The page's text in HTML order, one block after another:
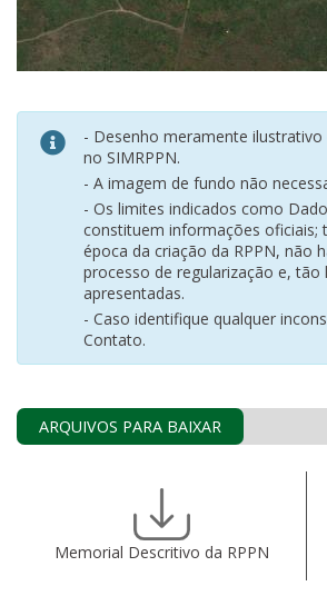
Relevo
(IBGE)
- Desenho meramente
no SIMRPPN.
- A imagem de fundo não
- Os limites indicados como
constituem informações oficiais;
época da criação da RPPN, não
processo de regularização e,
apresentadas.
- Caso identifique qualquer
Contato.
ARQUIVOS PARA BAIXAR
Memorial Descritivo da RPPN